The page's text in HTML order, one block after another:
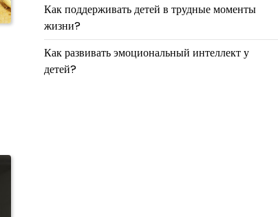
Как поддерживать детей в трудные моменты
жизни?
Как развивать эмоциональный интеллект у
детей?